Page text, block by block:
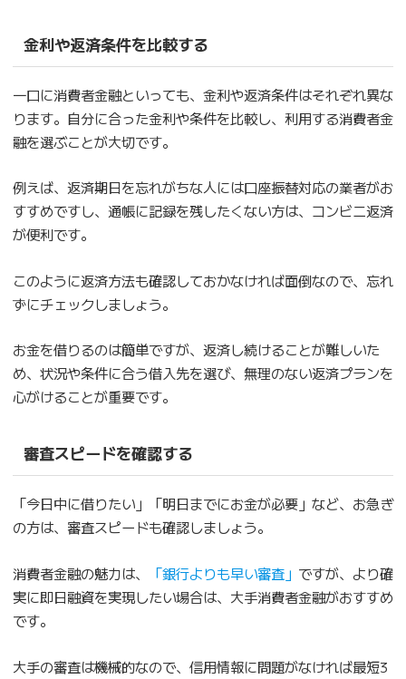
金利や返済条件を比較する
一口に消費者金融といっても、金利や返済条件はそれぞれ異な
ります。自分に合った金利や条件を比較し、利用する消費者金
融を選ぶことが大切です。
例えば、返済期日を忘れがちな人には口座振替対応の業者がお
すすめですし、通帳に記録を残したくない方は、コンビニ返済
が便利です。
このように返済方法も確認しておかなければ面倒なので、忘れ
ずにチェックしましょう。
お金を借りるのは簡単ですが、返済し続けることが難しいた
め、状況や条件に合う借入先を選び、無理のない返済プランを
心がけることが重要です。
審査スピードを確認する
「今日中に借りたい」「明日までにお金が必要」など、お急ぎ
の方は、審査スピードも確認しましょう。
消費者金融の魅力は、 「銀行よりも早い審査」 ですが、より確
実に即日融資を実現したい場合は、大手消費者金融がおすすめ
です。
大手の審査は機械的なので、信用情報に問題がなければ最短3